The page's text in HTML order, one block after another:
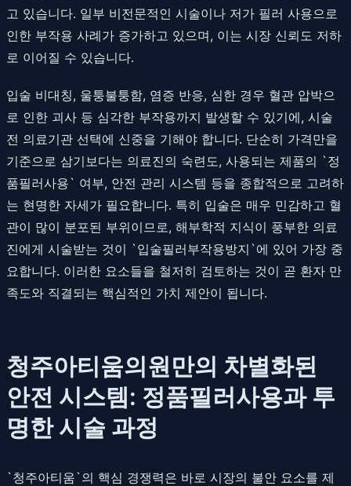
고 있습니다. 일부 비전문적인 시술이나 저가 필러 사용으로
인한 부작용 사례가 증가하고 있으며, 이는 시장 신뢰도 저하
로 이어질 수 있습니다.
입술 비대칭, 울퉁불퉁함, 염증 반응, 심한 경우 혈관 압박으
로 인한 괴사 등 심각한 부작용까지 발생할 수 있기에, 시술
전 의료기관 선택에 신중을 기해야 합니다. 단순히 가격만을
기준으로 삼기보다는 의료진의 숙련도, 사용되는 제품의 `정
품필러사용` 여부, 안전 관리 시스템 등을 종합적으로 고려하
는 현명한 자세가 필요합니다. 특히 입술은 매우 민감하고 혈
관이 많이 분포된 부위이므로, 해부학적 지식이 풍부한 의료
진에게 시술받는 것이 `입술필러부작용방지`에 있어 가장 중
요합니다. 이러한 요소들을 철저히 검토하는 것이 곧 환자 만
족도와 직결되는 핵심적인 가치 제안이 됩니다.
청주아티움의원만의 차별화된
안전 시스템: 정품필러사용과 투
명한 시술 과정
`청주아티움`의 핵심 경쟁력은 바로 시장의 불안 요소를 제